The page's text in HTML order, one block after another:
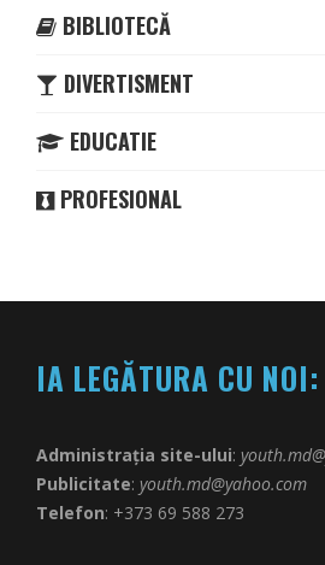
BIBLIOTECĂ
DIVERTISMENT
EDUCATIE
PROFESIONAL
IA LEGĂTURA CU NOI:
Administrația site-ului:
Publicitate: youth.md@yahoo.com
Telefon: +373 69 588 273